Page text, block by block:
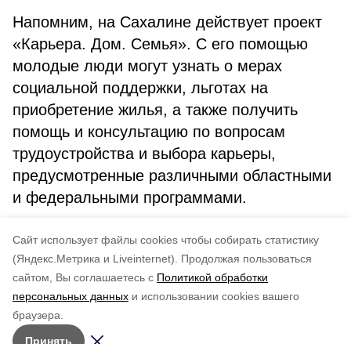
Cайт использует файлы cookies чтобы собирать статистику
(Яндекс.Метрика и Liveinternet).
Продолжая пользоваться
сайтом, Вы соглашаетесь с Политикой обработки
персональных данных и использовании cookies вашего
браузера.
Принять
Подписывайтесь на наш Telegram
канал
Рассказываем о главном в районе. Самая актуальная
Напомним, на Сахалине действует проект
«Карьера. Дом. Семья». С его помощью
молодые люди могут узнать о мерах
социальной поддержки, льготах на
приобретение жилья, а также получить
помощь и консультацию по вопросам
трудоустройства и выбора карьеры,
предусмотренные различными областными
и федеральными программами.
сахалин общество встреча бизнес
по оценке
5